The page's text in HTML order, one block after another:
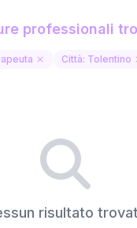
professionali
Città: Tolentino
risultato